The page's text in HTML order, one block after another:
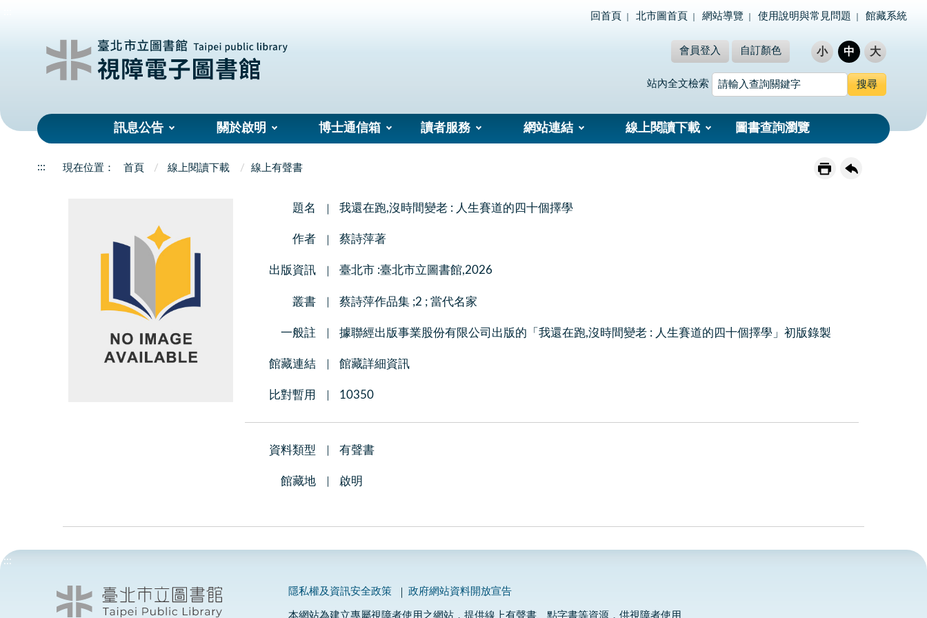
回首頁 北市圖首頁 網站導覽 使用說明與常見問題 館藏系統
會員登入 自訂顏色 小 中 大
站內全文檢索
訊息公告 關於啟明 博士通信箱 讀者服務 網站連結 線上閱讀下載 圖書查詢瀏覽
::: 首頁 線上閱讀下載 線上有聲書
題名 我還在跑,沒時間變老 : 人生賽道的四十個擇學
作者 蔡詩萍著
出版資訊 臺北市 :臺北市立圖書館,2026
叢書 蔡詩萍作品集 ;2 ; 當代名家
一般註 據聯經出版事業股份有限公司出版的「我還在跑,沒時間變老 : 人生賽道的四十個擇學」初版錄製
館藏連結 館藏詳細資訊
比對暫用 10350
資料類型 有聲書
館藏地 啟明
:::
隱私權及資訊安全政策 政府網站資料開放宣告
本網站為建立專屬視障者使用之網站，提供線上有聲書、點字書等資源，供視障者使用